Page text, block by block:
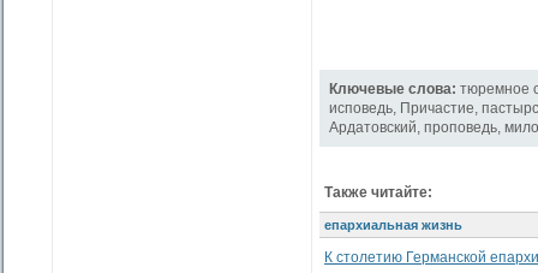
Ключевые слова: тюремное
исповедь, Причастие,
Ардатовский, проповедь,
Также читайте:
епархиальная жизнь
К столетию Германской